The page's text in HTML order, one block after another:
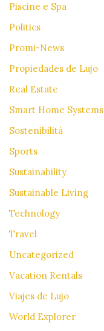
Piscine e Spa
Politics
Promi-News
Propiedades de Lujo
Real Estate
Smart Home Systems
Sostenibilità
Sports
Sustainability
Sustainable Living
Technology
Travel
Uncategorized
Vacation Rentals
Viajes de Lujo
World Explorer